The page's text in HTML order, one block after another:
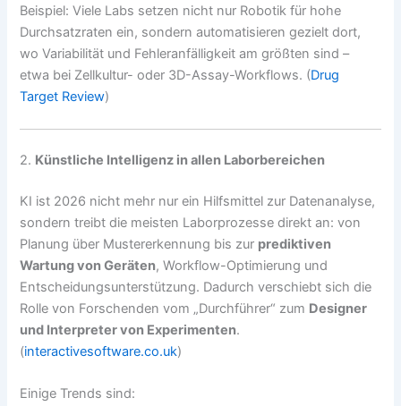
Beispiel: Viele Labs setzen nicht nur Robotik für hohe
Durchsatzraten ein, sondern automatisieren gezielt dort,
wo Variabilität und Fehleranfälligkeit am größten sind –
etwa bei Zellkultur- oder 3D-Assay-Workflows. (Drug
Target Review)
2. Künstliche Intelligenz in allen Laborbereichen
KI ist 2026 nicht mehr nur ein Hilfsmittel zur Datenanalyse,
sondern treibt die meisten Laborprozesse direkt an: von
Planung über Mustererkennung bis zur prediktiven
Wartung von Geräten, Workflow-Optimierung und
Entscheidungsunterstützung. Dadurch verschiebt sich die
Rolle von Forschenden vom „Durchführer“ zum Designer
und Interpreter von Experimenten.
(interactivesoftware.co.uk)
Einige Trends sind: